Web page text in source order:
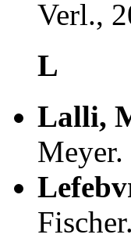
Verl.,
L
Lalli,